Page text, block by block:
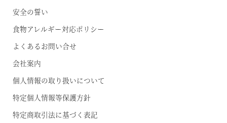
安全の誓い
食物アレルギー対応ポリシー
よくあるお問い合せ
会社案内
個人情報の取り扱いについて
特定個人情報等保護方針
特定商取引法に基づく表記